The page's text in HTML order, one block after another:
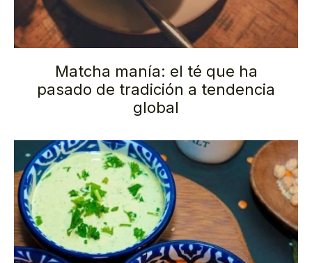
Matcha manía: el té que ha
pasado de tradición a tendencia
global